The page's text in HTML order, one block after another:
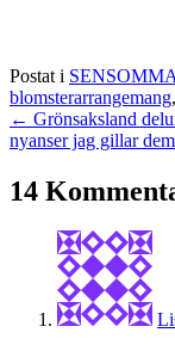
Postat i
blomsterarrangemang,
← Grönsaksland
nyanser jag gillar
14